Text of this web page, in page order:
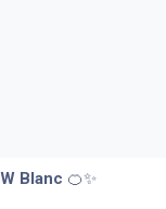
Blanc 🍊✨